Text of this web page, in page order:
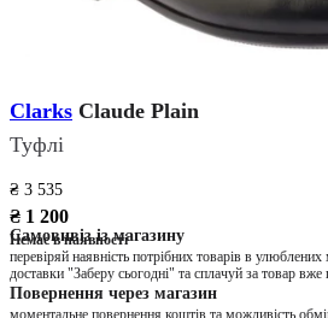
Clarks Claude Plain
Туфлі
₴ 3 535
₴ 1 200
Немає в наявності
Самовивіз із магазину
перевіряй наявність потрібних товарів в
доставки "Заберу сьогодні" та сплачуй за товар вже
Повернення через магазин